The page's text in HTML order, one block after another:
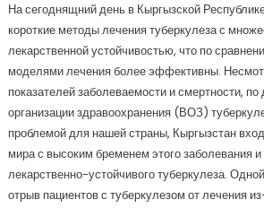
На сегоднящний день в Кыргызской
короткие методы лечения туберкулеза с
лекарственной устойчивостью, что по
моделями лечения более эффективны.
показателей заболеваемости и смертности,
организации здравоохранения (ВОЗ)
проблемой для нашей страны, Кыргызстан
мира с высоким бременем этого заболевания
лекарственно-устойчивого туберкулеза.
отрыв пациентов с туберкулезом от лечения